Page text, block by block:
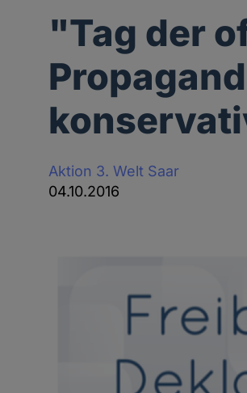
"Tag der
Aktion 3. Welt Saar
04.10.2016